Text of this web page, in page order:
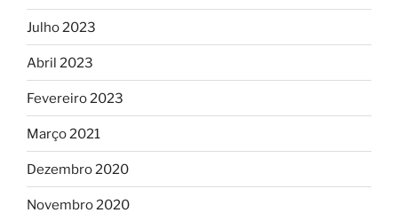
Julho 2023
Abril 2023
Fevereiro 2023
Março 2021
Dezembro 2020
Novembro 2020